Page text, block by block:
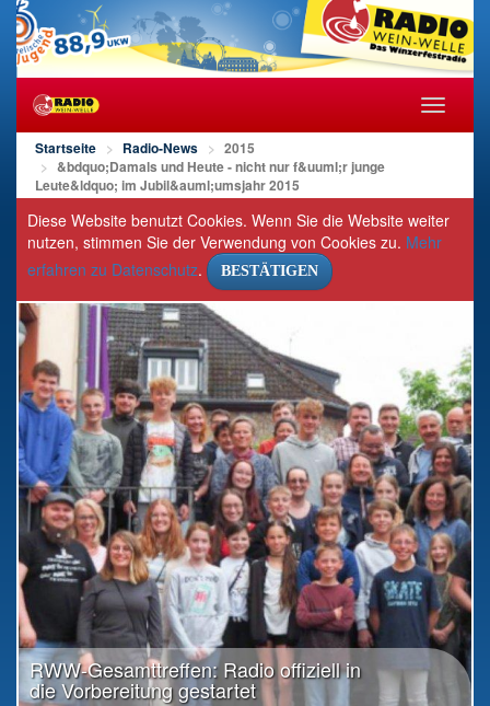
öffnen/
Startseite Radio-News
2015
&bdquo;Damals und Heute - nicht nur f&uuml;r junge
Leute&ldquo; im Jubil&auml;umsjahr 2015
Diese Website benutzt Cookies. Wenn Sie die Website weiter
nutzen, stimmen Sie der Verwendung von Cookies zu. Mehr
erfahren zu Datenschutz. BESTÄTIGEN
RWW-Gesamttreffen: Radio offiziell in
die Vorbereitung gestartet